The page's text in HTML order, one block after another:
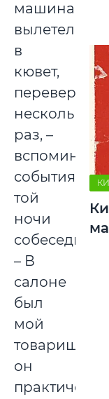
машина
вылетела
в
кювет,
несколько
раз, –
вспоминает
события
той
ночи
собеседник.
– В
салоне
был
мой
товарищ,
он
практически